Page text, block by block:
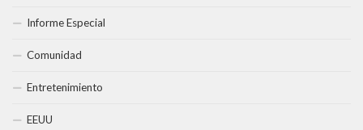
Informe Especial
Comunidad
Entretenimiento
EEUU